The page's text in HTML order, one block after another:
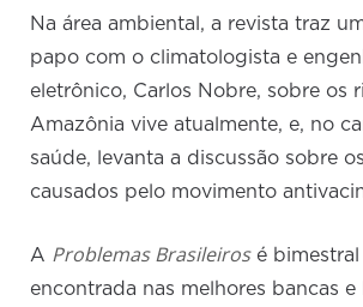
Na área ambiental, a revista traz
papo com o climatologista e
eletrônico, Carlos Nobre, sobre os
Amazônia vive atualmente, e, no
saúde, levanta a discussão sobre
causados pelo movimento
A Problemas Brasileirosé bimestral
encontrada nas melhores bancas e